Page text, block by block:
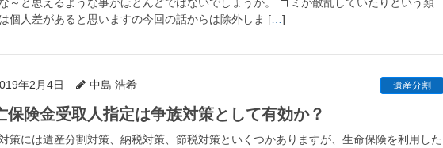
個人差があると思いますの今回の話からは除外しま [
]
年2月4日 中島 浩希 遺産分割
保険金受取人指定は争族対策として有効か？
策には遺産分割対策、納税対策、節税対策といくつかありますが、生命保険を利用した